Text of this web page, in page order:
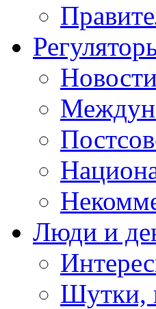
Новости
Люди и
Шутки,